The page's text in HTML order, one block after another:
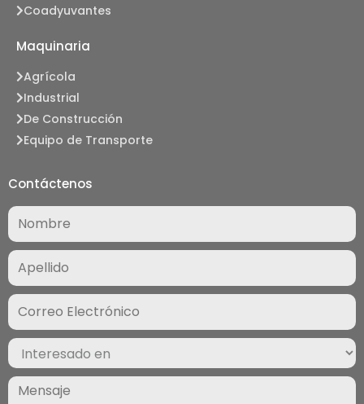
Coadyuvantes
Maquinaria
Agrícola
Industrial
De Construcción
Equipo de Transporte
Contáctenos
Nombre
Correo
Electrónico
(Required)
Interesado
en
(Required)
Mensaje
(Required)